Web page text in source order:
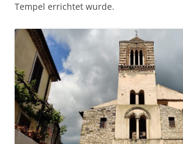
Tempel errichtet wurde.